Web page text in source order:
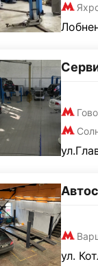
ул.